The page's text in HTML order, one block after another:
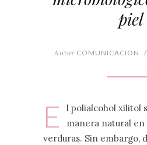
piel
AutorCOMUNICACION /
E
l polialcohol xilitol
manera natural
verduras. Sin embargo,